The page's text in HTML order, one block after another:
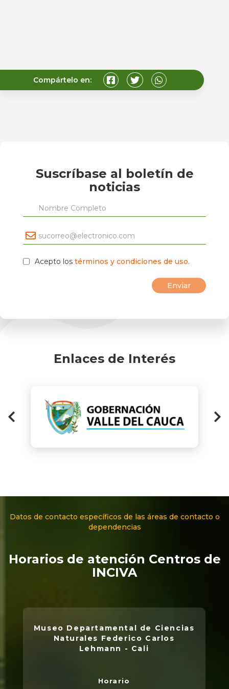
Compártelo en:
Suscríbase al boletín de
noticias
Acepto los términos y condiciones de uso.
Enlaces de Interés
Datos de contacto específicos de las áreas de contacto o
dependencias
Horarios de atención Centros de
INCIVA
Museo Departamental de Ciencias
Naturales Federico Carlos
Lehmann - Cali
Horario